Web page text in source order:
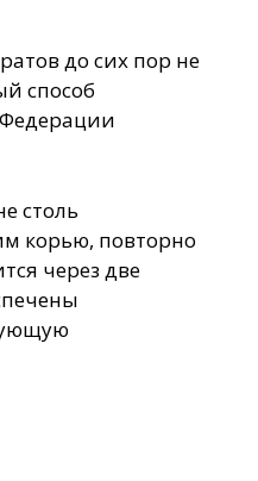
до сих пор не
способ
столь
корью, повторно
через две